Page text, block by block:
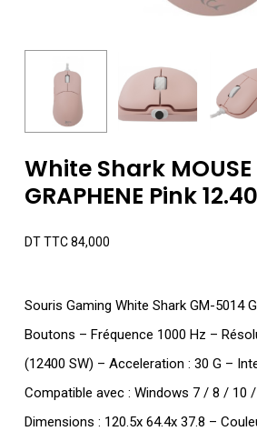
White Shark
GRAPHENE Pink
DT TTC84,000
Souris Gaming White Shark GM-5014
Boutons – Fréquence 1000 Hz –
(12400 SW) – Acceleration : 30 G –
Compatible avec : Windows 7 / 8 / 10
Dimensions : 120.5x 64.4x 37.8 –